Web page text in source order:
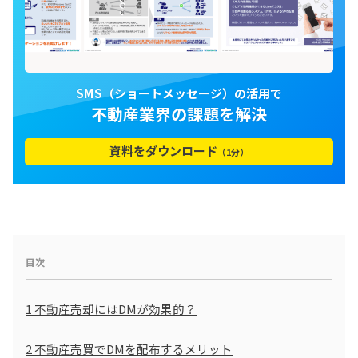
SMS（ショートメッセージ）の活用で
不動産業界の課題を解決
資料をダウンロード （1分）
目次
1 不動産売却にはDMが効果的？
2 不動産売買でDMを配布するメリット